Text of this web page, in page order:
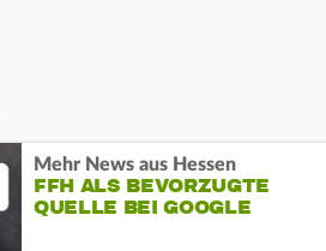
Mehr News aus Hessen
FFH ALS BEVORZUGTE
QUELLE BEI GOOGLE